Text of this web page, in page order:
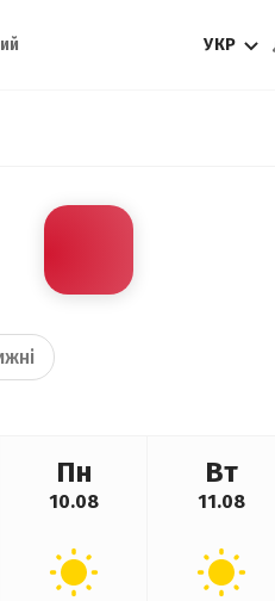
УКР
Пн
10.08
Вт
11.08